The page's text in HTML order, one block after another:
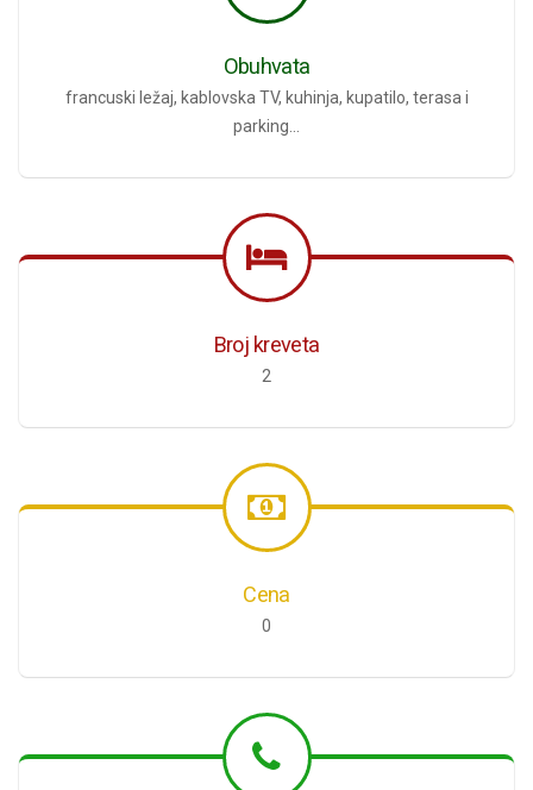
Obuhvata
francuski ležaj, kablovska TV, kuhinja, kupatilo, terasa i
parking...
Broj kreveta
2
Cena
0